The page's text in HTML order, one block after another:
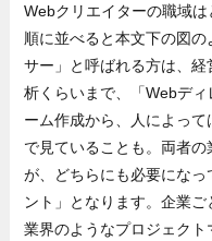
Webクリエイターの職域
順に並べると本文下の図
サー」と呼ばれる方は、
析くらいまで、「Webデ
ーム作成から、人によっ
で見ていることも。両者
が、どちらにも必要にな
ント」となります。企業
業界のようなプロジェク